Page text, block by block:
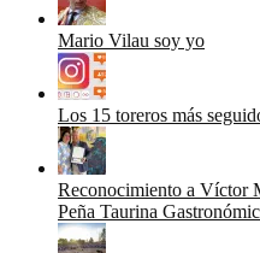
Mario Vilau soy yo
Los 15 toreros más
Reconocimiento a Víctor
Peña Taurina